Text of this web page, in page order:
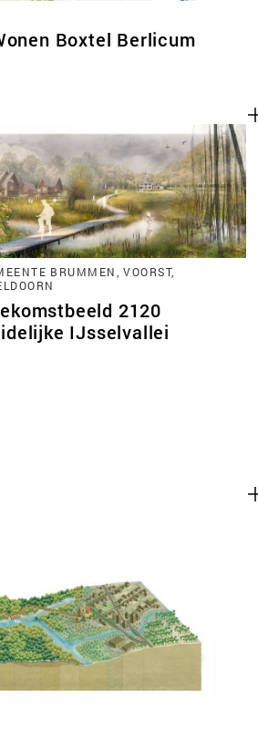
Boxtel Berlicum
BRUMMEN, VOORST,
2120
IJsselvallei